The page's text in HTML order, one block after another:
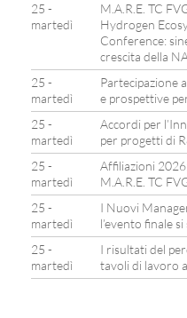
25 -
martedì
M.A.R.E. TC
Hydrogen
Conference:
crescita della
25 -
martedì
Partecipazione
e prospettive
25 -
martedì
Accordi per
per progetti di
25 -
martedì
Affiliazioni
M.A.R.E. TC
25 -
martedì
I Nuovi
l’evento finale
25 -
martedì
I risultati del
tavoli di lavoro